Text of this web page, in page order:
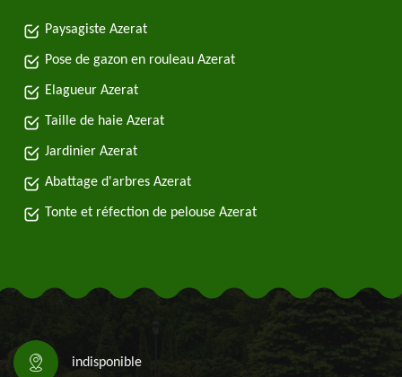
Paysagiste Azerat
Pose de gazon en rouleau Azerat
Elagueur Azerat
Taille de haie Azerat
Jardinier Azerat
Abattage d'arbres Azerat
Tonte et réfection de pelouse Azerat
indisponible